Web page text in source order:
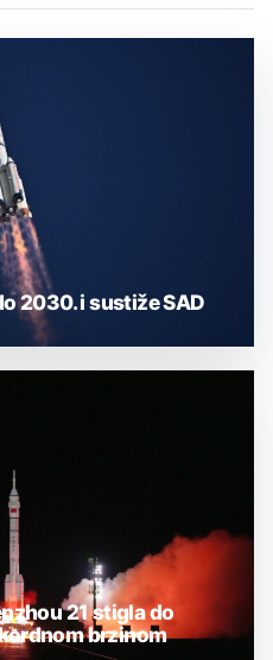
2030. i sustiže SAD
21 stigla do
brzinom